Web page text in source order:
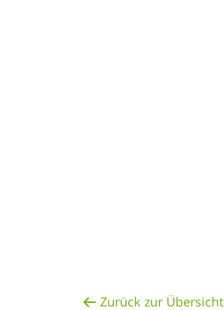
Zurück zur Übersicht